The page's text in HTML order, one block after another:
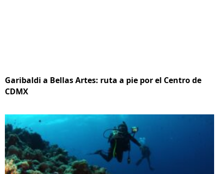
Garibaldi a Bellas Artes: ruta a pie por el Centro de
CDMX